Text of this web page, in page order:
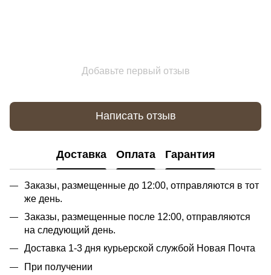
Добавьте первый отзыв
Написать отзыв
Доставка Оплата Гарантия
Заказы, размещенные до 12:00, отправляются в тот
же день.
Заказы, размещенные после 12:00, отправляются
на следующий день.
Доставка 1-3 дня курьерской службой Новая Почта
При получении